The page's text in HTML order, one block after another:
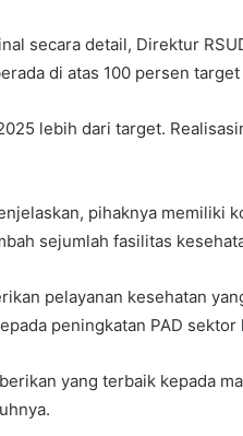
secara detail, Direktur
di atas 100 persen target
lebih dari target.
pihaknya memiliki
sejumlah fasilitas
pelayanan kesehatan
peningkatan PAD sektor
yang terbaik kepada